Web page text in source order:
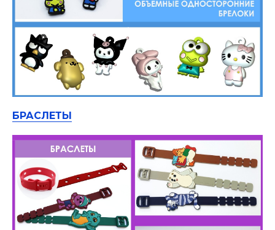
БРАСЛЕТЫ